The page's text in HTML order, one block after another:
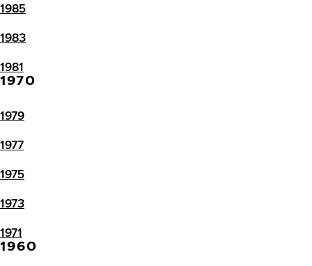
1985
1983
1981
1970
1979
1977
1975
1973
1971
1960